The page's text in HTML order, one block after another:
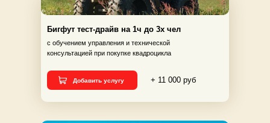
+ 11 000 руб
Бигфут тест-драйв на 1ч до 3х чел
с обучением управления и технической
консультацией при покупке квадроцикла
Добавить услугу